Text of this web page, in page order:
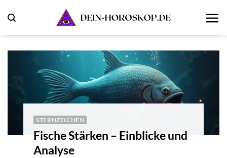
Inhalt
springen
STERNZEICHEN
Fische Stärken – Einblicke und
Analyse